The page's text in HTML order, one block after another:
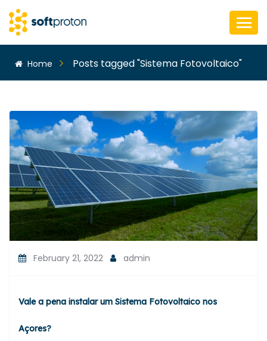
Home Posts tagged "Sistema Fotovoltaico"
February 21, 2022 admin
Vale a pena instalar um Sistema Fotovoltaico nos
Açores?